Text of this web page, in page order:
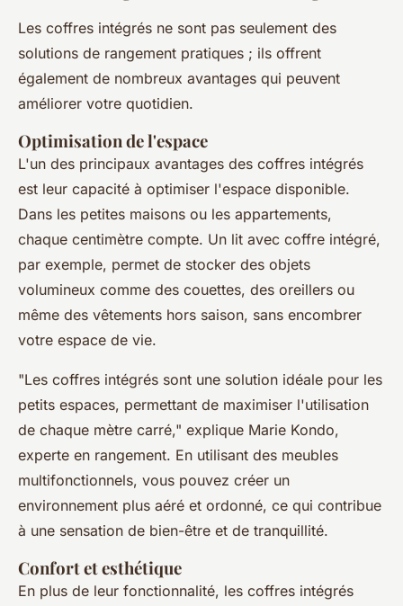
Les coffres intégrés ne sont pas seulement des
solutions de rangement pratiques ; ils offrent
également de nombreux avantages qui peuvent
améliorer votre quotidien.
Optimisation de l'espace
L'un des principaux avantages des coffres intégrés
est leur capacité à optimiser l'espace disponible.
Dans les petites maisons ou les appartements,
chaque centimètre compte. Un lit avec coffre intégré,
par exemple, permet de stocker des objets
volumineux comme des couettes, des oreillers ou
même des vêtements hors saison, sans encombrer
votre espace de vie.
"Les coffres intégrés sont une solution idéale pour les
petits espaces, permettant de maximiser l'utilisation
de chaque mètre carré," explique Marie Kondo,
experte en rangement. En utilisant des meubles
multifonctionnels, vous pouvez créer un
environnement plus aéré et ordonné, ce qui contribue
à une sensation de bien-être et de tranquillité.
Confort et esthétique
En plus de leur fonctionnalité, les coffres intégrés